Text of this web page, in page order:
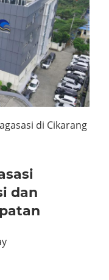
di Cikarang
dan